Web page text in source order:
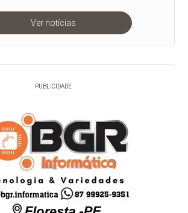
Ver notícias
PUBLICIDADE